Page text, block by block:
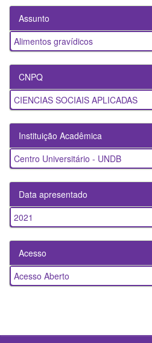
Assunto
Alimentos gravídicos
CNPQ
CIENCIAS SOCIAIS APLICADAS
Instituição Acadêmica
Centro Universitário - UNDB
Data apresentado
2021
Acesso
Acesso Aberto